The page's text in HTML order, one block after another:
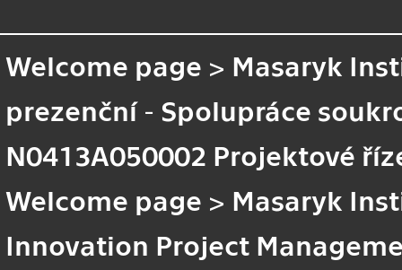
Welcome page > Masaryk
prezenční - Spolupráce
N0413A050002 Projektové
Welcome page > Masaryk
Innovation Project